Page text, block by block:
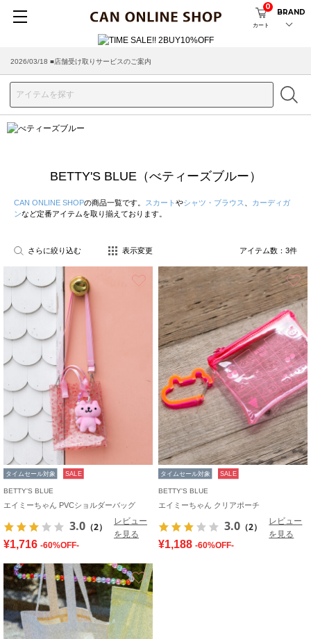
カート
0
BRAND
2026/03/18 ■店舗受け取りサービスのご案内
BETTY'S BLUE（べティーズブルー）
CAN ONLINE SHOPの商品一覧です。 スカート やシャツ・ブラウス
カーディガ
ンなど定番アイテムを取り揃えております。
さらに絞り込む 表示変更 アイテム数： 3件
お気に入り
タイムセール対象 SALE
BETTY'S BLUE
エイミーちゃん PVCショルダーバッグ
3.0 （2）
レビュー
を見る
¥1,716 -60%OFF-
タイムセール対象 SALE
BETTY'S BLUE
エイミーちゃん クリアポーチ
3.0 （2）
レビュー
を見る
¥1,188 -60%OFF-
お気に入り